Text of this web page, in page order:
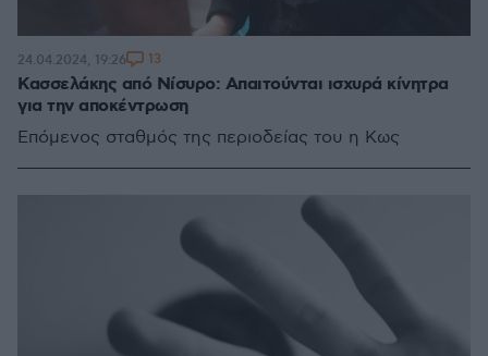
Κασσελάκης από Νίσυρο: Απαιτούνται ισχυρά κίνητρα
για την αποκέντρωση
Επόμενος σταθμός της περιοδείας του η Κως
24.04.2024, 19:26 13